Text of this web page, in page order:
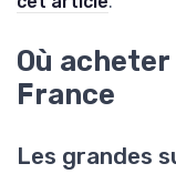
Où
France
Les grandes